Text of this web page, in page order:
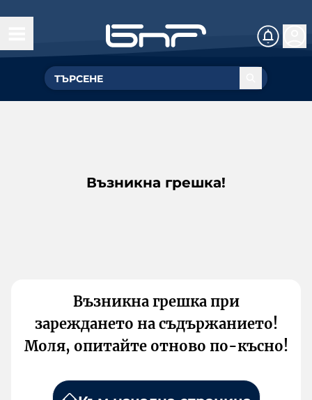
Възникна грешка!
Възникна грешка при
зареждането на съдържанието!
Моля, опитайте отново по-късно!